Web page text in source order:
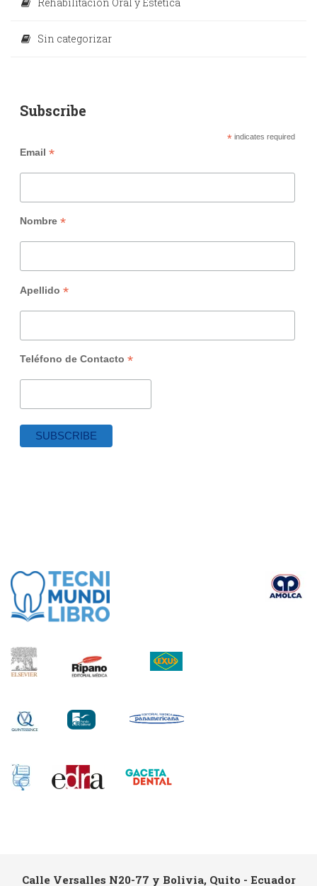
Sin categorizar
Subscribe
*indicates required
Email *
Nombre *
Apellido *
Teléfono de Contacto *
Calle Versalles N20-77 y Bolivia, Quito - Ecuador